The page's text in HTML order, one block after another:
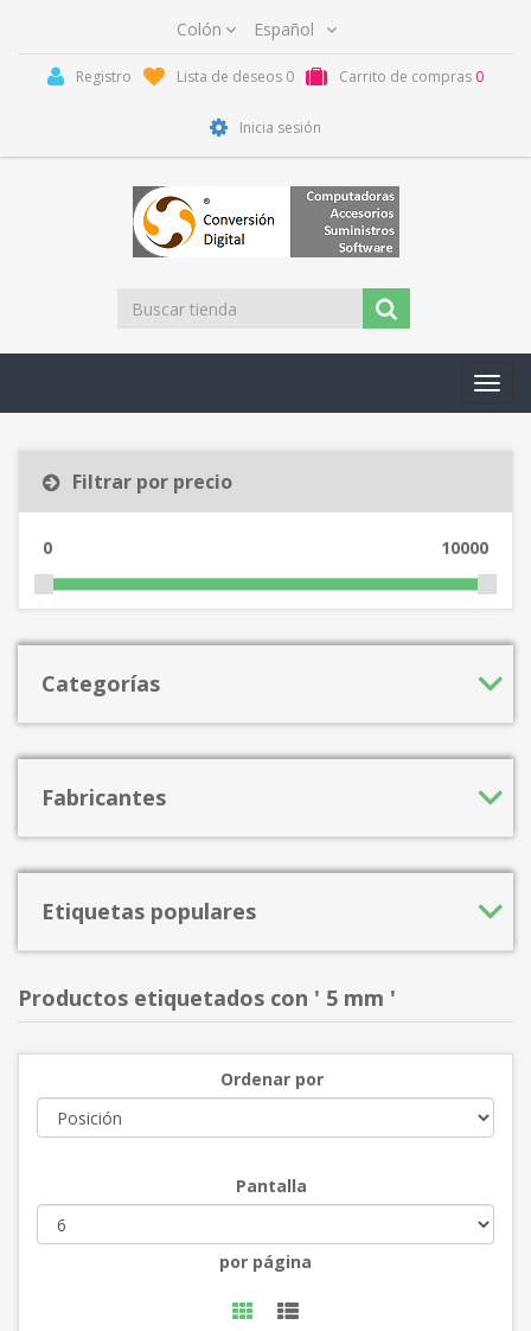
Registro Lista de deseos 0 Carrito de compras 0
Inicia sesión
Filtrar por precio
0 10000
Categorías
Fabricantes
Etiquetas populares
Productos etiquetados con ' 5 mm '
Ordenar por
Pantalla
por página